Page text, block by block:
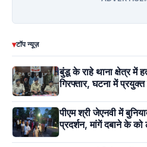
▾टॉप न्यूज़
बुंडू के राहे थाना क्षेत्र में
गिरफ्तार, घटना में
पीएम श्री जेएनवी में
प्रदर्शन, मांगें दबाने के